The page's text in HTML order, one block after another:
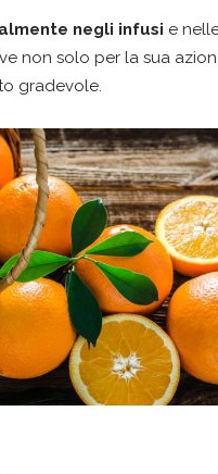
negli infusi e
non solo per la sua
gradevole.